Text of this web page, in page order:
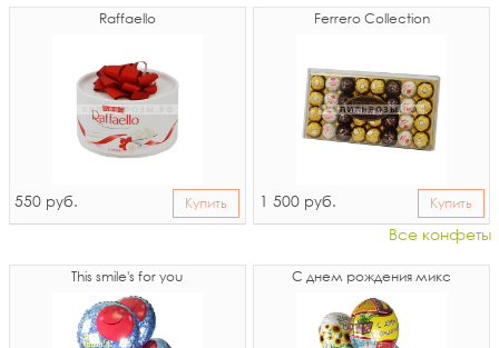
Raffaello
550 руб. Купить
Ferrero Collection
1 500 руб. Купить
Все конфеты
This smile's for you С днем рождения микс